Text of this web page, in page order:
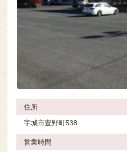
住所
宇城市豊野町538
営業時間